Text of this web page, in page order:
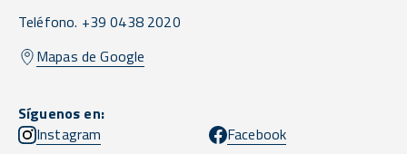
Teléfono. +39 0438 2020
Mapas de Google
Síguenos en:
Instagram
Facebook